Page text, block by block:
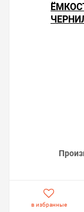
Важно!Для
Решили
Canon
напишите
вопросы и
в избранные